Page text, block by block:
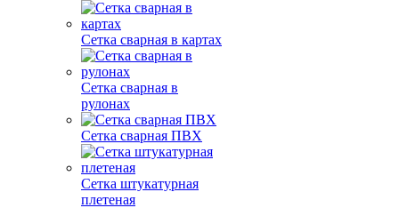
Сетка сварная в картах
Сетка сварная в
рулонах
Сетка сварная ПВХ
Сетка штукатурная
плетеная